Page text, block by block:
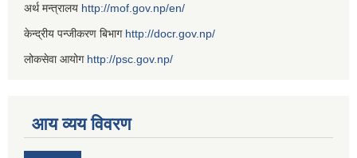
अर्थ मन्त्रालय http://mof.gov.np/en/
केन्द्रीय पन्जीकरण बिभाग http://docr.gov.np/
लोकसेवा आयोग http://psc.gov.np/
आय व्यय विवरण